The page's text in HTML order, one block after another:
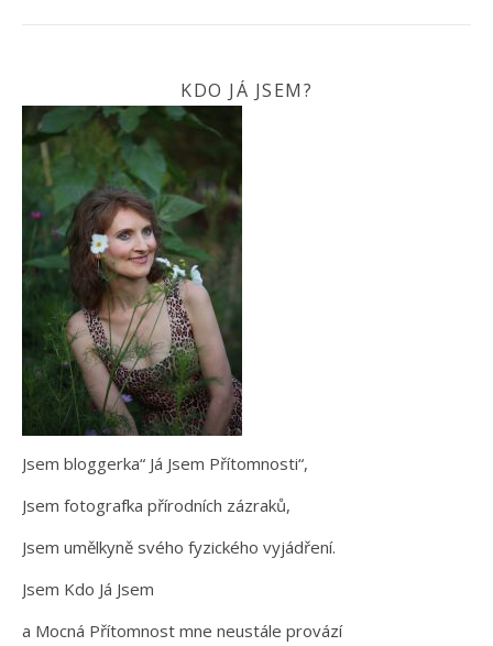
KDO JÁ JSEM?
Jsem bloggerka“ Já Jsem Přítomnosti“,
Jsem fotografka přírodních zázraků,
Jsem umělkyně svého fyzického vyjádření.
Jsem Kdo Já Jsem
a Mocná Přítomnost mne neustále provází